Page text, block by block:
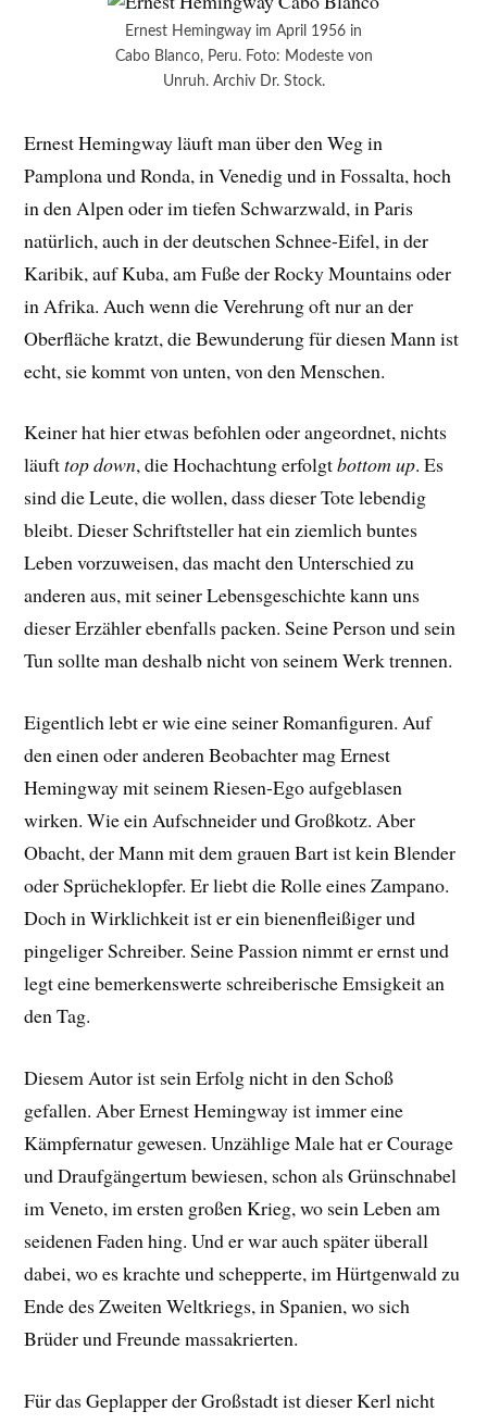
Ernest Hemingway im April 1956 in
Cabo Blanco, Peru. Foto: Modeste von
Unruh. Archiv Dr. Stock.
Ernest Hemingway läuft man über den Weg in
Pamplona und Ronda, in Venedig und in Fossalta, hoch
in den Alpen oder im tiefen Schwarzwald, in Paris
natürlich, auch in der deutschen Schnee-Eifel, in der
Karibik, auf Kuba, am Fuße der Rocky Mountains oder
in Afrika. Auch wenn die Verehrung oft nur an der
Oberfläche kratzt, die Bewunderung für diesen Mann ist
echt, sie kommt von unten, von den Menschen.
Keiner hat hier etwas befohlen oder angeordnet, nichts
läufttop down, die Hochachtung erfolgtbottom up. Es
sind die Leute, die wollen, dass dieser Tote lebendig
bleibt. Dieser Schriftsteller hat ein ziemlich buntes
Leben vorzuweisen, das macht den Unterschied zu
anderen aus, mit seiner Lebensgeschichte kann uns
dieser Erzähler ebenfalls packen. Seine Person und sein
Tun sollte man deshalb nicht von seinem Werk trennen.
Eigentlich lebt er wie eine seiner Romanfiguren. Auf
den einen oder anderen Beobachter mag Ernest
Hemingway mit seinem Riesen-Ego aufgeblasen
wirken. Wie ein Aufschneider und Großkotz. Aber
Obacht, der Mann mit dem grauen Bart ist kein Blender
oder Sprücheklopfer. Er liebt die Rolle eines Zampano.
Doch in Wirklichkeit ist er ein bienenfleißiger und
pingeliger Schreiber. Seine Passion nimmt er ernst und
legt eine bemerkenswerte schreiberische Emsigkeit an
den Tag.
Diesem Autor ist sein Erfolg nicht in den Schoß
gefallen. Aber Ernest Hemingway ist immer eine
Kämpfernatur gewesen. Unzählige Male hat er Courage
und Draufgängertum bewiesen, schon als Grünschnabel
im Veneto, im ersten großen Krieg, wo sein Leben am
seidenen Faden hing. Und er war auch später überall
dabei, wo es krachte und schepperte, im Hürtgenwald zu
Ende des Zweiten Weltkriegs, in Spanien, wo sich
Brüder und Freunde massakrierten.
Für das Geplapper der Großstadt ist dieser Kerl nicht